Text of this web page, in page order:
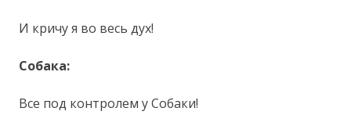
И кричу я во весь дух!
Собака:
Все под контролем у Собаки!